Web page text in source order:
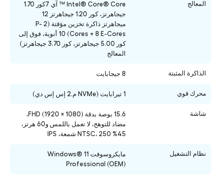
المعالج
Intel® Core® Core ™ آي 7كور 1.70
جيجاهرتز، كور 1.20 جيجاهرتز 12
ميجاهرتز ذاكرة تخزين مؤقتة (2 P-
Cores + 8 E-Cores) 10 أنوية، فوق إلى
كور 5.00 جيجاهرتز، كور 3.70 جيجاهرتز)
المعالج
الذاكرة المثبتة 8 جيجابايت
محرك قوي 1 تيرابايت (NVMe م.2 إس إس دي)
شاشة
15.6 بوصة بدقة FHD (1920 × 1080)،
مضاد للتوهج، لا تعمل باللمس و60 هرتز،
45% NTSC، 250 شمعة، IPS
نظام التشغيل
مايكروسوفت Windows® 11
Professional (OEM)